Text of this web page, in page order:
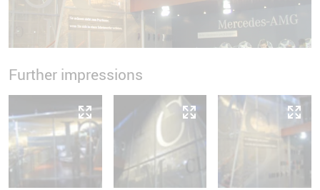
Further impressions